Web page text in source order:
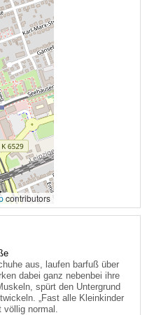
contributors
aus, laufen barfuß über
dabei ganz nebenbei ihre
spürt den Untergrund
„Fast alle Kleinkinder
normal.